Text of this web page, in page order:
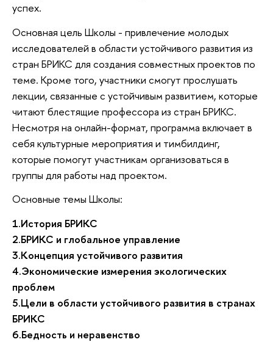
успех.
Основная цель Школы - привлечение молодых
исследователей в области устойчивого развития из
стран БРИКС для создания совместных проектов по
теме. Кроме того, участники смогут прослушать
лекции, связанные с устойчивым развитием, которые
читают блестящие профессора из стран БРИКС.
Несмотря на онлайн-формат, программа включает в
себя культурные мероприятия и тимбилдинг,
которые помогут участникам организоваться в
группы для работы над проектом.
Основные темы Школы:
1.История БРИКС
2.БРИКС и глобальное управление
3.Концепция устойчивого развития
4.Экономические измерения экологических
проблем
5.Цели в области устойчивого развития в странах
БРИКС
6.Бедность и неравенство